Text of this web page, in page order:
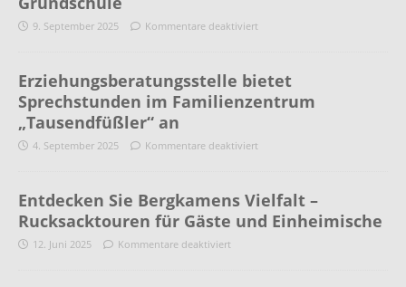
9. September 2025 Kommentare deaktiviert
Erziehungsberatungsstelle bietet
Sprechstunden im Familienzentrum
„Tausendfüßler“ an
4. September 2025 Kommentare deaktiviert
Entdecken Sie Bergkamens Vielfalt –
Rucksacktouren für Gäste und Einheimische
12. Juni 2025 Kommentare deaktiviert